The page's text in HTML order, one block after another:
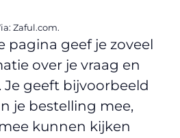
Zaful.com.
pagina geef je zoveel
over je vraag en
geeft bijvoorbeeld
je bestelling mee,
kunnen kijken